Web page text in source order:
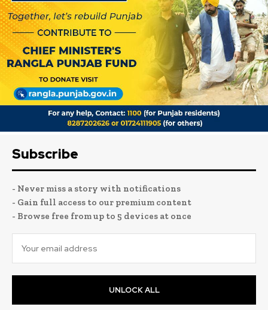
Subscribe
- Never miss a story with notifications
- Gain full access to our premium content
- Browse free from up to 5 devices at once
UNLOCK ALL